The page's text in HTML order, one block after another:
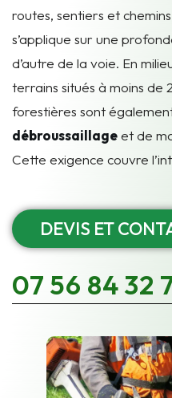
routes, sentiers et
s’applique sur une
d’autre de la voie. En
terrains situés à moins de
forestières sont
débroussaillageet de
Cette exigence couvre
DEVIS ET
07 56 84 32